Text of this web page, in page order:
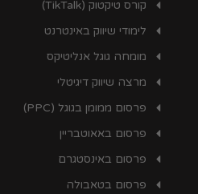
קורס טיקטוק (TikTalk)
לימודי שיווק באינטרנט
מומחה גוגל אנליטיקס
מרצה שיווק דיגיטלי
פרסום ממומן בגוגל (PPC)
פרסום באאוטבריין
פרסום באינסטגרם
פרסום בטאבולה